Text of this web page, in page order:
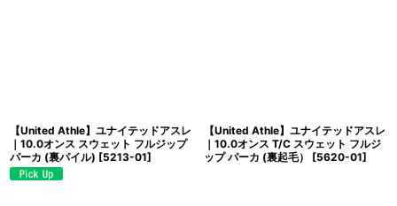
【United Athle】ユナイテッドアスレ
｜10.0オンス スウェット フルジップ
パーカ (裏パイル) [5213-01]
【United Athle】ユナイテッドアスレ
｜10.0オンス T/C スウェット フルジ
ップ パーカ (裏起毛）
[5620-01]